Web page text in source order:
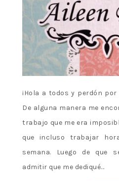
¡Hola a todos y perdón
De alguna manera me
trabajo que me era
que incluso trabajar
semana. Luego de que
admitir que me dediqué…